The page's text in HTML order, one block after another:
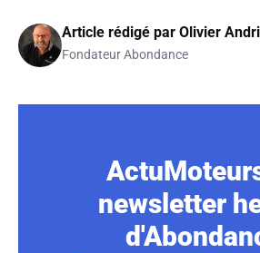
Article rédigé par Olivier
Fondateur Abondance
newsletter